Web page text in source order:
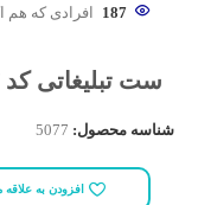
187 افرادی که هم
ست تبلیغاتی کد 5077
شناسه محصول: 5077
افزودن به علاقه